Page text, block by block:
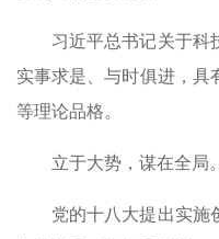
习近平总书记关于科
实事求是、与时俱进，具
等理论品格。
立于大势，谋在全局
党的十八大提出实施